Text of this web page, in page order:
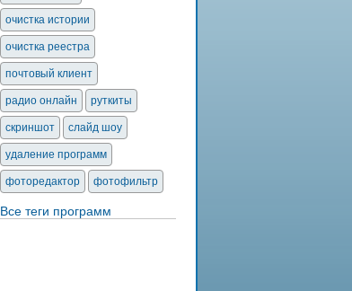
очистка истории
очистка реестра
почтовый клиент
радио онлайн руткиты
скриншот слайд шоу
удаление программ
фоторедактор фотофильтр
Все теги программ